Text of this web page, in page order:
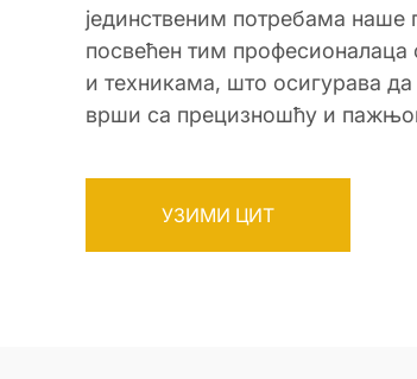
јединственим потребама наше
посвећен тим
и техникама, што осигурава
врши са прецизношћу и
УЗИМИ ЦИТ